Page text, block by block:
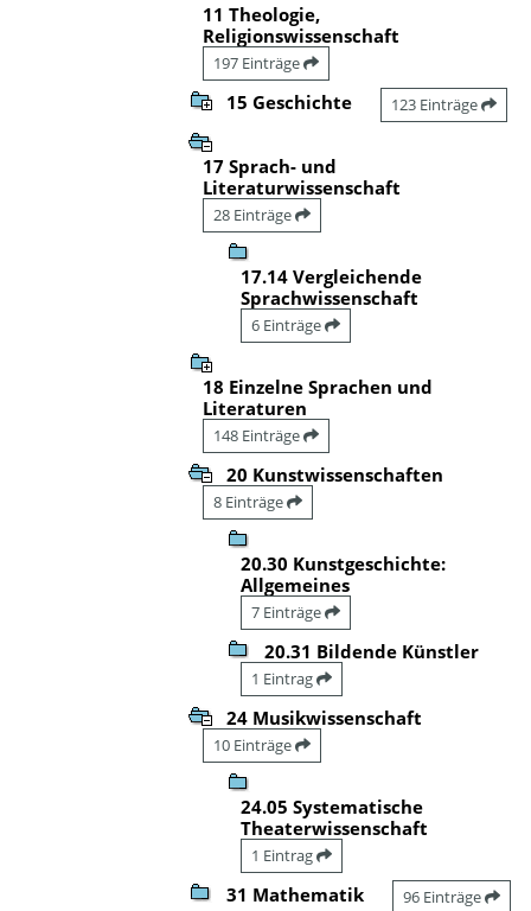
11 Theologie,
Religionswissenschaft
197 Einträge
15 Geschichte 123 Einträge
17 Sprach- und
Literaturwissenschaft
28 Einträge
17.14 Vergleichende
Sprachwissenschaft
6 Einträge
18 Einzelne Sprachen und
Literaturen
148 Einträge
20 Kunstwissenschaften
8 Einträge
20.30 Kunstgeschichte:
Allgemeines
7 Einträge
20.31 Bildende Künstler
1 Eintrag
24 Musikwissenschaft
10 Einträge
24.05 Systematische
Theaterwissenschaft
1 Eintrag
31 Mathematik 96 Einträge